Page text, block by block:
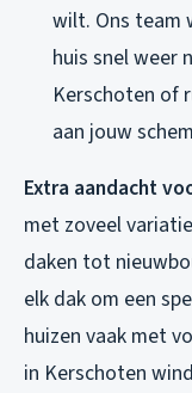
wilt. Ons team
huis snel weer
Kerschoten of
aan jouw
Extra aandacht
met zoveel
daken tot
elk dak om een
huizen vaak met
in Kerschoten